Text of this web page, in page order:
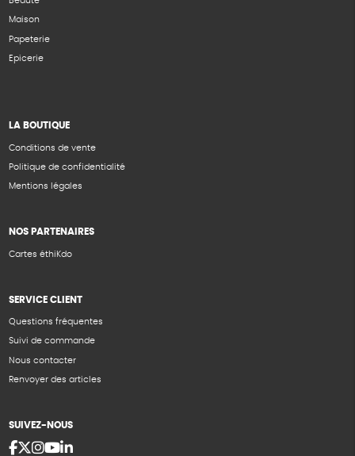
Maison
Papeterie
Epicerie
LA BOUTIQUE
Conditions de vente
Politique de confidentialité
Mentions légales
NOS PARTENAIRES
Cartes éthiKdo
SERVICE CLIENT
Questions fréquentes
Suivi de commande
Nous contacter
Renvoyer des articles
SUIVEZ-NOUS